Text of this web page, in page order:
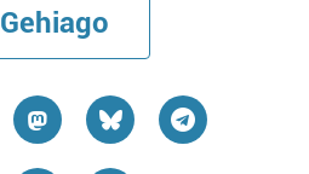
Gehiago